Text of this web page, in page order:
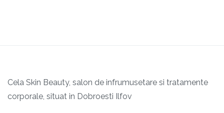
Cela Skin Beauty, salon de infrumusetare si tratamente
corporale, situat in Dobroesti Ilfov